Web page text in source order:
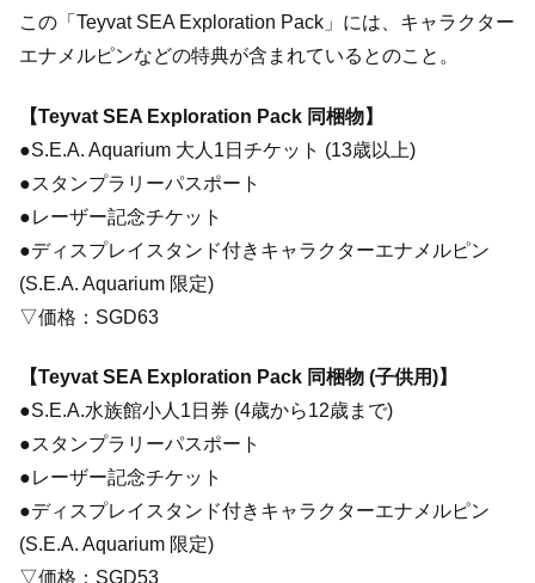
この「Teyvat SEA Exploration Pack」には、キャラクター
エナメルピンなどの特典が含まれているとのこと。
【Teyvat SEA Exploration Pack 同梱物】
●S.E.A. Aquarium 大人1日チケット (13歳以上)
●スタンプラリーパスポート
●レーザー記念チケット
●ディスプレイスタンド付きキャラクターエナメルピン
(S.E.A. Aquarium 限定)
▽価格：SGD63
【Teyvat SEA Exploration Pack 同梱物 (子供用)】
●S.E.A.水族館小人1日券 (4歳から12歳まで)
●スタンプラリーパスポート
●レーザー記念チケット
●ディスプレイスタンド付きキャラクターエナメルピン
(S.E.A. Aquarium 限定)
▽価格：SGD53